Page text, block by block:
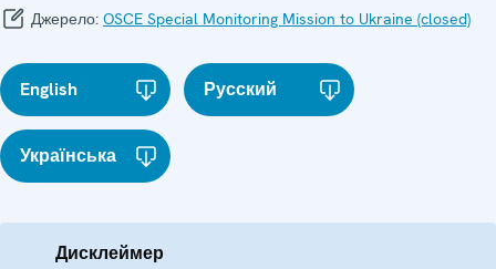
Джерело: OSCE Special Monitoring Mission to Ukraine (closed)
English Русский
Українська
Дисклеймер